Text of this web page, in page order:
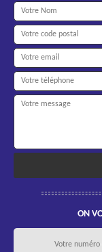
ON